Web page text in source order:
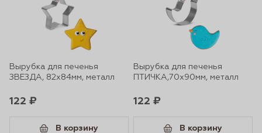
Вырубка для печенья
ЗВЕЗДА, 82х84мм, металл
122 ₽
В корзину
Вырубка для печенья
ПТИЧКА,70х90мм, металл
122 ₽
В корзину